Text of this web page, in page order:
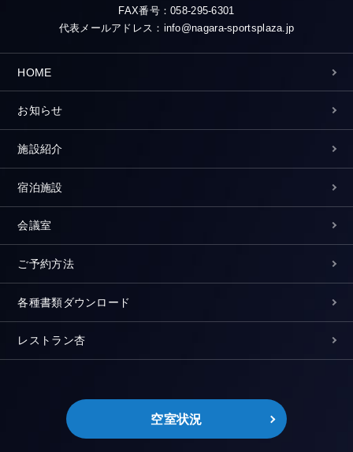
FAX番号：058-295-6301
代表メールアドレス：info@nagara-sportsplaza.jp
HOME
お知らせ
施設紹介
宿泊施設
会議室
ご予約方法
各種書類ダウンロード
レストラン杏
空室状況